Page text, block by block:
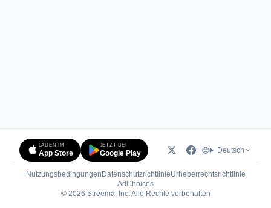
LADEN IM
App Store
JETZT BEI
Google Play Deutsch
Nutzungsbedingungen DatenschutzrichtlinieUrheberrechtsrichtlinie
AdChoices(öffnet in neuem Tab)
© 2026 Streema, Inc. Alle Rechte vorbehalten